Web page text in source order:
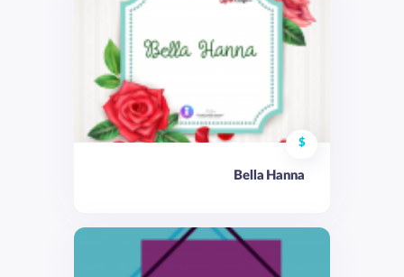
$
Bella Hanna